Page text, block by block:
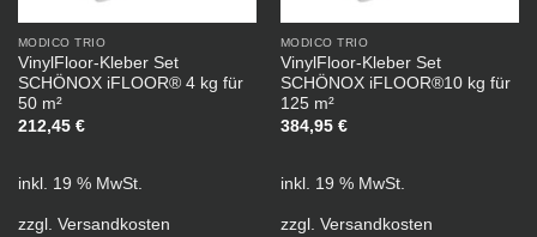
MODICO TRIO
VinylFloor-Kleber Set
SCHÖNOX iFLOOR® 4 kg für
50 m²
212,45 €
inkl. 19 % MwSt.
zzgl. Versandkosten
MODICO TRIO
VinylFloor-Kleber Set
SCHÖNOX iFLOOR®10 kg für
125 m²
384,95 €
inkl. 19 % MwSt.
zzgl. Versandkosten